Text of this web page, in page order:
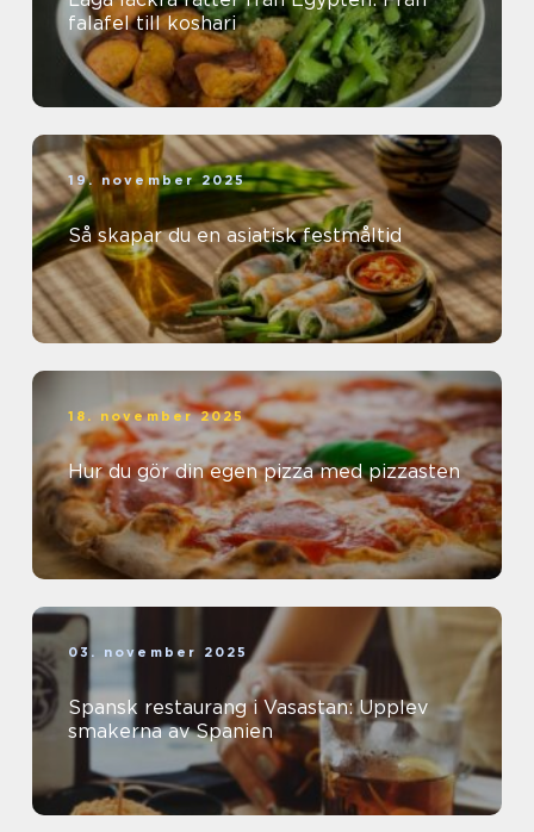
falafel till koshari
19. november 2025
Så skapar du en asiatisk festmåltid
18. november 2025
Hur du gör din egen pizza med pizzasten
03. november 2025
Spansk restaurang i Vasastan: Upplev
smakerna av Spanien